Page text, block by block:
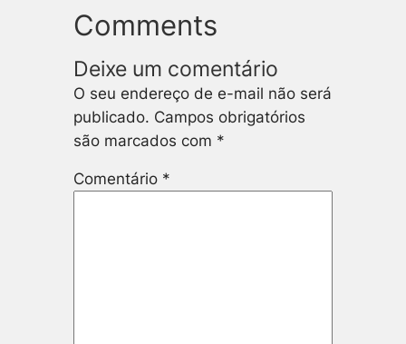
Comments
Deixe um comentário
O seu endereço de e-mail não será
publicado. Campos obrigatórios
são marcados com *
Comentário *